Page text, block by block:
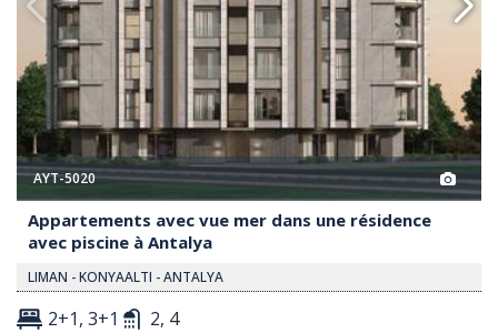
AYT-5020
Appartements avec vue mer dans une résidence
avec piscine à Antalya
LIMAN - KONYAALTI - ANTALYA
2+1, 3+1 2, 4